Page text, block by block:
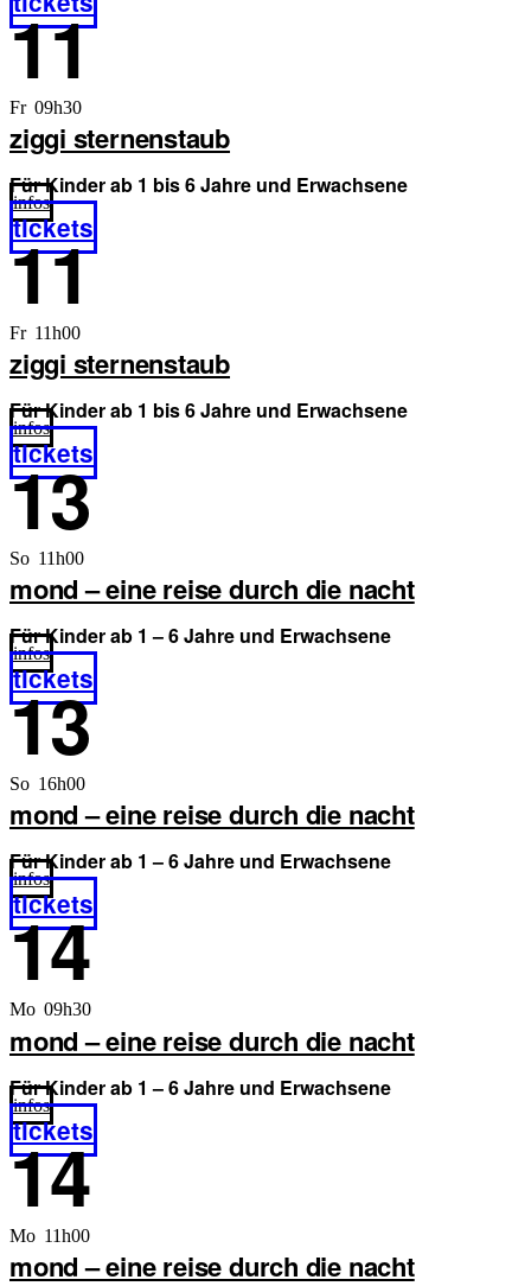
11
Fr 09h30
ziggi sternenstaub
Für Kinder ab 1 bis 6 Jahre und Erwachsene
infos
tickets
11
Fr 11h00
ziggi sternenstaub
Für Kinder ab 1 bis 6 Jahre und Erwachsene
infos
tickets
13
So 11h00
mond – eine reise durch die nacht
Für Kinder ab 1 – 6 Jahre und Erwachsene
infos
tickets
13
So 16h00
mond – eine reise durch die nacht
Für Kinder ab 1 – 6 Jahre und Erwachsene
infos
tickets
14
Mo 09h30
mond – eine reise durch die nacht
Für Kinder ab 1 – 6 Jahre und Erwachsene
infos
tickets
14
Mo 11h00
mond – eine reise durch die nacht